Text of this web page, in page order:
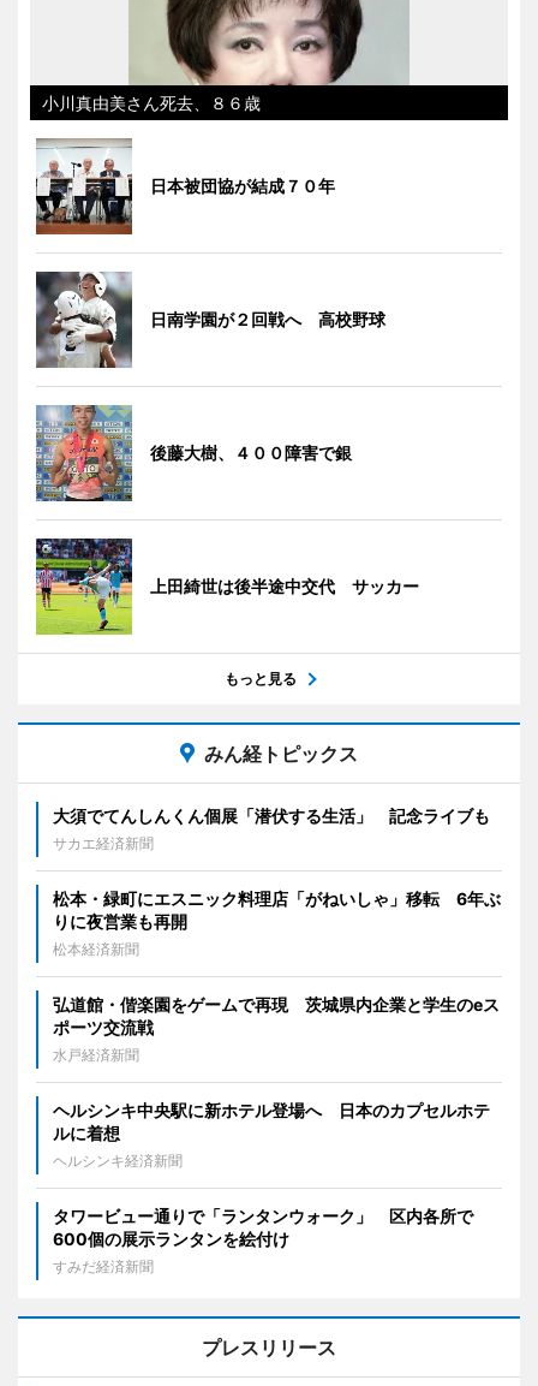
小川真由美さん死去、８６歳
日本被団協が結成７０年
日南学園が２回戦へ 高校野球
後藤大樹、４００障害で銀
上田綺世は後半途中交代 サッカー
もっと見る
みん経トピックス
大須でてんしんくん個展「潜伏する生活」 記念ライブも
サカエ経済新聞
松本・緑町にエスニック料理店「がねいしゃ」移転 6年ぶ
りに夜営業も再開
松本経済新聞
弘道館・偕楽園をゲームで再現 茨城県内企業と学生のeス
ポーツ交流戦
水戸経済新聞
ヘルシンキ中央駅に新ホテル登場へ 日本のカプセルホテ
ルに着想
ヘルシンキ経済新聞
タワービュー通りで「ランタンウォーク」 区内各所で
600個の展示ランタンを絵付け
すみだ経済新聞
プレスリリース